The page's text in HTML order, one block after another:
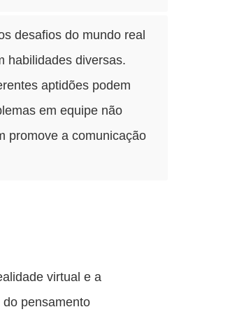
desafios do mundo real
habilidades diversas.
aptidões podem
em equipe não
promove a comunicação
virtual e a
pensamento